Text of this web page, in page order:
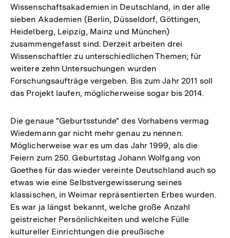
Wissenschaftsakademien in Deutschland, in der alle
sieben Akademien (Berlin, Düsseldorf, Göttingen,
Heidelberg, Leipzig, Mainz und München)
zusammengefasst sind. Derzeit arbeiten drei
Wissenschaftler zu unterschiedlichen Themen; für
weitere zehn Untersuchungen wurden
Forschungsaufträge vergeben. Bis zum Jahr 2011 soll
das Projekt laufen, möglicherweise sogar bis 2014.
Die genaue "Geburtsstunde" des Vorhabens vermag
Wiedemann gar nicht mehr genau zu nennen.
Möglicherweise war es um das Jahr 1999, als die
Feiern zum 250. Geburtstag Johann Wolfgang von
Goethes für das wieder vereinte Deutschland auch so
etwas wie eine Selbstvergewisserung seines
klassischen, in Weimar repräsentierten Erbes wurden.
Es war ja längst bekannt, welche große Anzahl
geistreicher Persönlichkeiten und welche Fülle
kultureller Einrichtungen die preußische